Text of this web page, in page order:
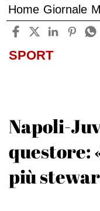
Home Giornale
SPORT
Napoli-
questore:
più